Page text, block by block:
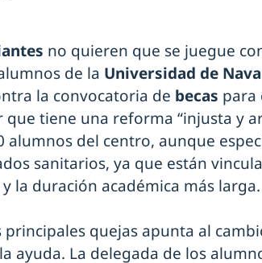
no quieren que se juegue
de la Universidad de
la convocatoria de becas para
que tiene una reforma “injusta y
alumnos del centro, aunque
sanitarios, ya que están
la duración académica más larga.
principales quejas apunta al
ayuda. La delegada de los